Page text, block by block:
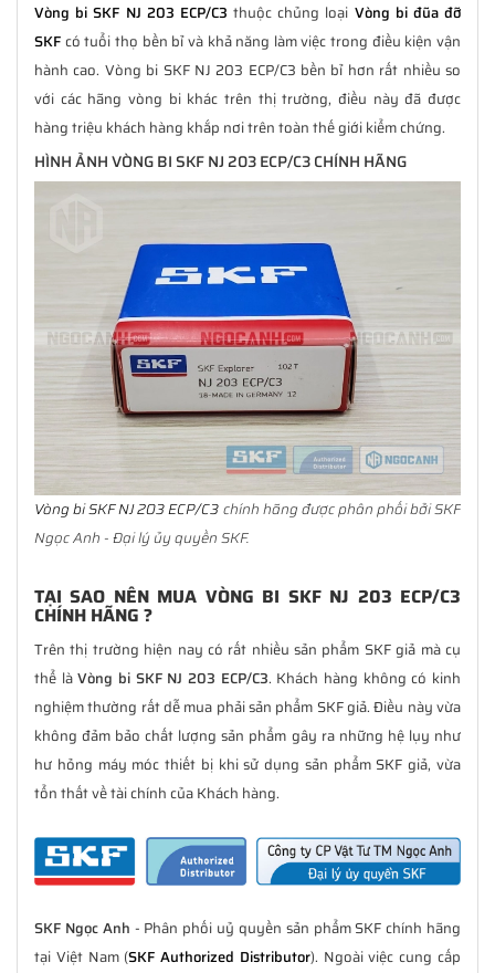
Vòng bi SKF NJ 203 ECP/C3 thuộc chủng loại Vòng bi đũa đỡ
SKFcó tuổi thọ bền bỉ và khả năng làm việc trong điều kiện vận
hành cao. Vòng bi SKF NJ 203 ECP/C3 bền bỉ hơn rất nhiều so
với các hãng vòng bi khác trên thị trường, điều này đã được
hàng triệu khách hàng khắp nơi trên toàn thế giới kiểm chứng.
HÌNH ẢNH VÒNG BI SKF NJ 203 ECP/C3 CHÍNH HÃNG
Vòng bi SKF NJ 203 ECP/C3chính hãng được phân phối bởi SKF
Ngọc Anh - Đại lý ủy quyền SKF.
TẠI SAO NÊN MUA VÒNG BI SKF NJ 203 ECP/C3
CHÍNH HÃNG ?
Trên thị trường hiện nay có rất nhiều sản phẩm SKF giả mà cụ
thể làVòng bi SKF NJ 203 ECP/C3. Khách hàng không có kinh
nghiệm thường rất dễ mua phải sản phẩm SKF giả. Điều này vừa
không đảm bảo chất lượng sản phẩm gây ra những hệ lụy như
hư hỏng máy móc thiết bị khi sử dụng sản phẩm SKF giả, vừa
tổn thất về tài chính của Khách hàng.
SKF Ngọc Anh - Phân phối uỷ quyền sản phẩm SKF chính hãng
tại Việt Nam (SKF Authorized Distributor). Ngoài việc cung cấp